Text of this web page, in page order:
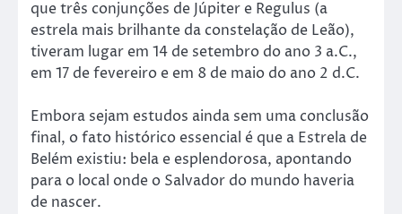
que três conjunções de Júpiter e Regulus (a
estrela mais brilhante da constelação de Leão),
tiveram lugar em 14 de setembro do ano 3 a.C.,
em 17 de fevereiro e em 8 de maio do ano 2 d.C.
Embora sejam estudos ainda sem uma conclusão
final, o fato histórico essencial é que a Estrela de
Belém existiu: bela e esplendorosa, apontando
para o local onde o Salvador do mundo haveria
de nascer.